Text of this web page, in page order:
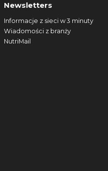
Newsletters
Informacje z sieci w 3 minuty
Wiadomości z branży
NutriMail